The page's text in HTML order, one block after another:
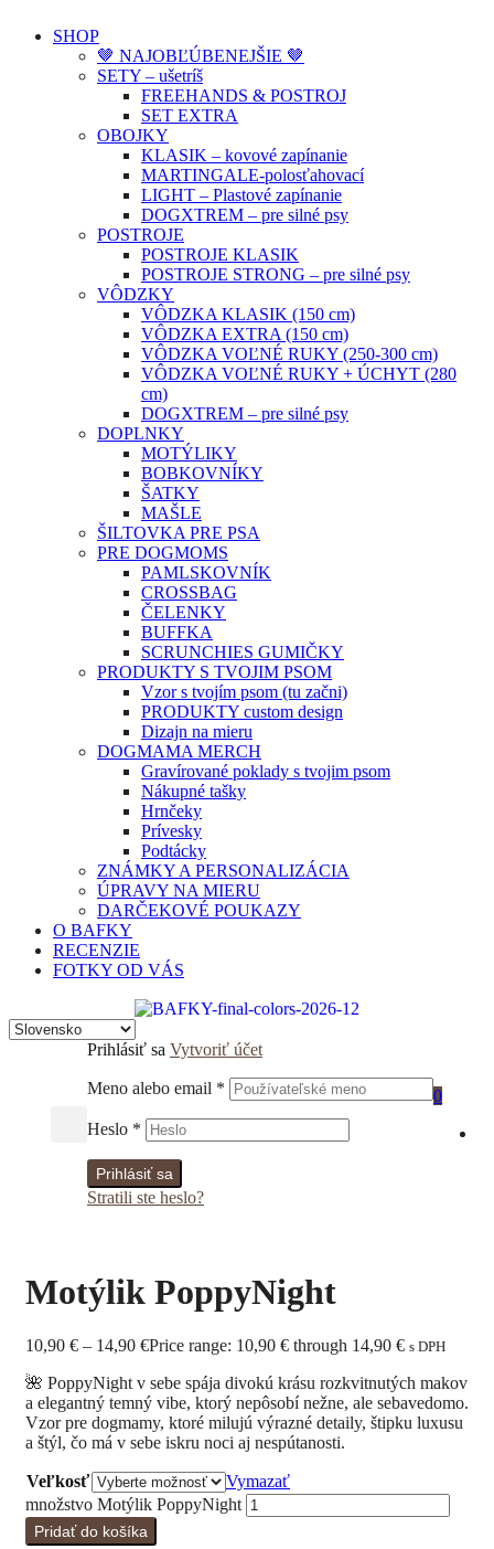
SHOP
🤎 NAJOBĽÚBENEJŠIE 🤎
SETY – ušetríš
FREEHANDS & POSTROJ
SET EXTRA
OBOJKY
KLASIK – kovové zapínanie
MARTINGALE-polosťahovací
LIGHT – Plastové zapínanie
DOGXTREM – pre silné psy
POSTROJE
POSTROJE KLASIK
POSTROJE STRONG – pre silné psy
VÔDZKY
VÔDZKA KLASIK (150 cm)
VÔDZKA EXTRA (150 cm)
VÔDZKA VOĽNÉ RUKY (250-300 cm)
VÔDZKA VOĽNÉ RUKY + ÚCHYT (280
cm)
DOGXTREM – pre silné psy
DOPLNKY
MOTÝLIKY
BOBKOVNÍKY
ŠATKY
MAŠLE
ŠILTOVKA PRE PSA
PRE DOGMOMS
PAMLSKOVNÍK
CROSSBAG
ČELENKY
BUFFKA
SCRUNCHIES GUMIČKY
PRODUKTY S TVOJIM PSOM
Vzor s tvojím psom (tu začni)
PRODUKTY custom design
Dizajn na mieru
DOGMAMA MERCH
Gravírované poklady s tvojim psom
Nákupné tašky
Hrnčeky
Prívesky
Podtácky
ZNÁMKY A PERSONALIZÁCIA
ÚPRAVY NA MIERU
DARČEKOVÉ POUKAZY
O BAFKY
RECENZIE
FOTKY OD VÁS
Prihlásiť sa Vytvoriť účet
Meno alebo email *
Heslo *
Prihlásiť sa
Stratili ste heslo?
0
Motýlik PoppyNight
10,90 € – 14,90 €Price range: 10,90 € through 14,90 € s DPH
🌺 PoppyNight v sebe spája divokú krásu rozkvitnutých makov
a elegantný temný vibe, ktorý nepôsobí nežne, ale sebavedomo.
Vzor pre dogmamy, ktoré milujú výrazné detaily, štipku luxusu
a štýl, čo má v sebe iskru noci aj nespútanosti.
Veľkosť
Vymazať
množstvo Motýlik PoppyNight
Pridať do košíka